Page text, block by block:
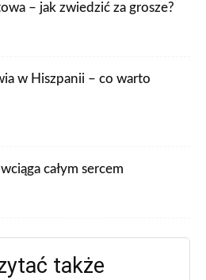
– jak zwiedzić za grosze?
w Hiszpanii – co warto
całym sercem
także